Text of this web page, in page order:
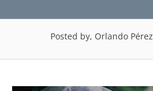
Posted by, Orlando Pérez